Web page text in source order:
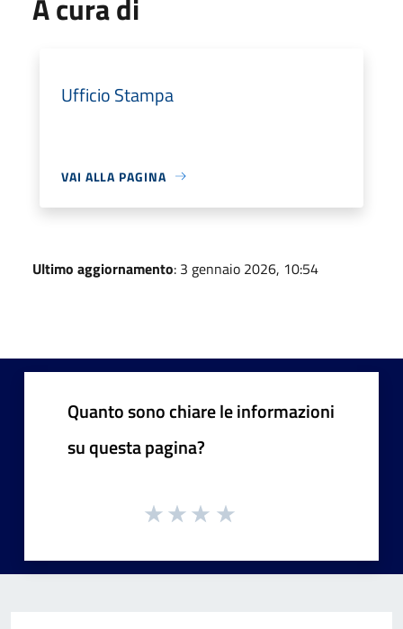
A cura di
Ufficio Stampa
VAI ALLA PAGINA
Ultimo aggiornamento: 3 gennaio 2026, 10:54
Quanto sono chiare le informazioni
su questa pagina?